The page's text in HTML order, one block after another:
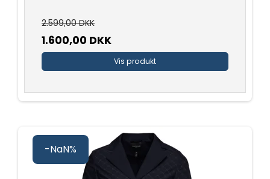
2.599,00 DKK
1.600,00 DKK
Vis produkt
-NaN%